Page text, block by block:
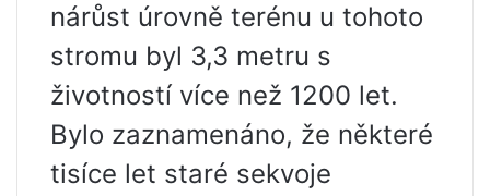
nárůst úrovně terénu u tohoto
stromu byl 3,3 metru s
životností více než 1200 let.
Bylo zaznamenáno, že některé
tisíce let staré sekvoje